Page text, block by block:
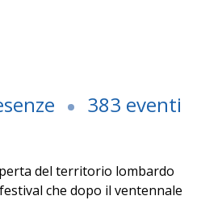
383 eventi
del territorio lombardo
che dopo il ventennale